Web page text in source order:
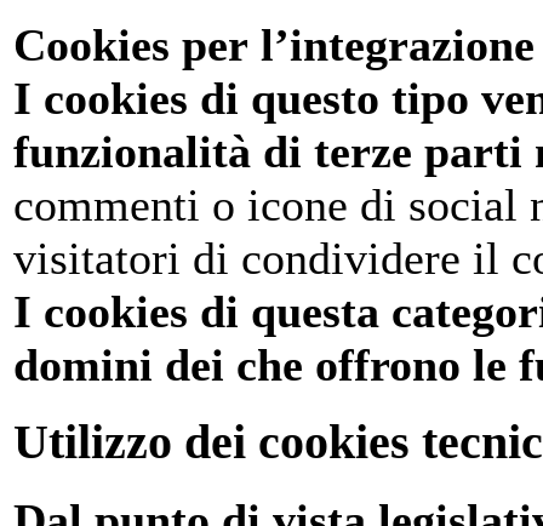
Cookies per
I cookies di questo tipo
funzionalità di terze parti
commenti o icone di social
visitatori di condividere il
I cookies di questa
domini dei che offrono le
Utilizzo dei cookies